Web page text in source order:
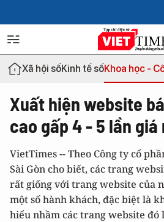
Xã hội sốKinh tế sốKhoa học -
Xuất hiện website
cao gấp 4 - 5 lần
VietTimes -- Theo Công ty cổ
Sài Gòn cho biết, các trang
rất giống với trang website của
một số hành khách, đặc biệt là
hiểu nhầm các trang website đó